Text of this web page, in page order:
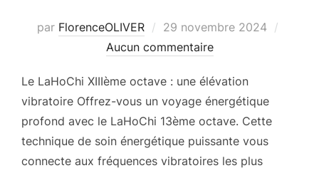
par FlorenceOLIVER
Publié
le
29 novembre 2024
Aucun commentaire
Le LaHoChi XIIIème octave : une élévation
vibratoire Offrez-vous un voyage énergétique
profond avec le LaHoChi 13ème octave. Cette
technique de soin énergétique puissante vous
connecte aux fréquences vibratoires les plus